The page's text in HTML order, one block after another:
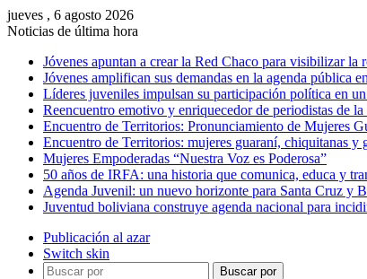
jueves , 6 agosto 2026
Noticias de última hora
Jóvenes apuntan a crear la Red Chaco para visibilizar la
Jóvenes amplifican sus demandas en la agenda pública
Líderes juveniles impulsan su participación política en
Reencuentro emotivo y enriquecedor de periodistas de
Encuentro de Territorios: Pronunciamiento de Mujeres
Encuentro de Territorios: mujeres guaraní, chiquitanas
Mujeres Empoderadas “Nuestra Voz es Poderosa”
50 años de IRFA: una historia que comunica, educa y
Agenda Juvenil: un nuevo horizonte para Santa Cruz y
Juventud boliviana construye agenda nacional para
Publicación al azar
Switch skin
Buscar por